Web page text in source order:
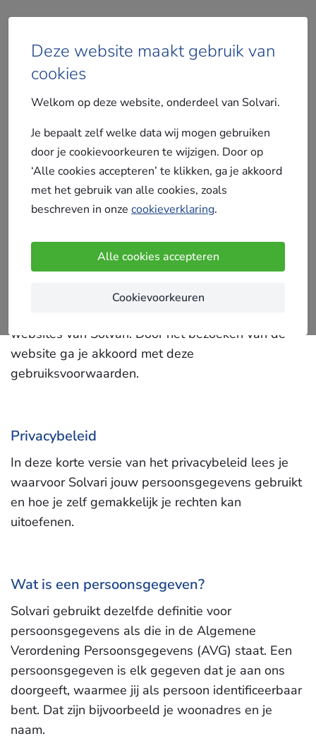
Deze website maakt gebruik van
cookies
Welkom op deze website, onderdeel van Solvari.
Je bepaalt zelf welke data wij mogen gebruiken
door je cookievoorkeuren te wijzigen. Door op
‘Alle cookies accepteren’ te klikken, ga je akkoord
met het gebruik van alle cookies, zoals
beschreven in onze cookieverklaring.
Alle cookies accepteren
Cookievoorkeuren
Gebruiksvoorwaarden
Deze website is onderdeel van Solvari B.V.
gebruikers maximaal 4 offertes kunnen aanvragen
om zo een gewenst product of dienst te
vergelijken. Deze gebruiksvoorwaarden zijn van
websites van Solvari. Door het bezoeken van de
website ga je akkoord met deze
gebruiksvoorwaarden.
Privacybeleid
In deze korte versie van het privacybeleid lees je
waarvoor Solvari jouw persoonsgegevens gebruikt
en hoe je zelf gemakkelijk je rechten kan
uitoefenen.
Wat is een persoonsgegeven?
Solvari gebruikt dezelfde definitie voor
persoonsgegevens als die in de Algemene
Verordening Persoonsgegevens (AVG) staat. Een
persoonsgegeven is elk gegeven dat je aan ons
doorgeeft, waarmee jij als persoon identificeerbaar
bent. Dat zijn bijvoorbeeld je woonadres en je
naam.